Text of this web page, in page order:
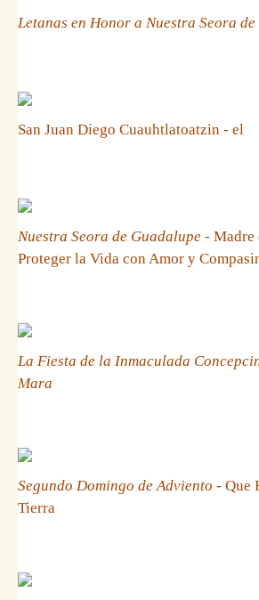
Letanas en Honor a Nuestra Seora
San Juan Diego Cuauhtlatoatzin - el
Nuestra Seora de Guadalupe - Madre
Proteger la Vida con Amor y
La Fiesta de la Inmaculada
Mara
Segundo Domingo de Adviento - Que
Tierra